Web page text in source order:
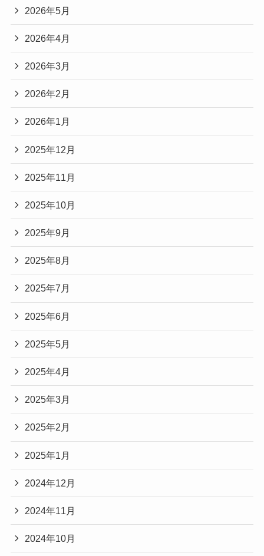
2026年5月
2026年4月
2026年3月
2026年2月
2026年1月
2025年12月
2025年11月
2025年10月
2025年9月
2025年8月
2025年7月
2025年6月
2025年5月
2025年4月
2025年3月
2025年2月
2025年1月
2024年12月
2024年11月
2024年10月